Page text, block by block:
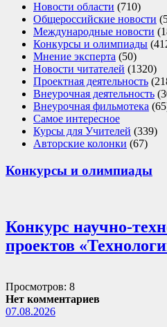
Новости области (710)
Общероссийские новости
Международные новости
Конкурсы и олимпиады
Мнение эксперта (50)
Новости читателей (1320)
Проектная деятельность
Внеурочная деятельность
Внеурочная фильмотека
Самое интересное
Курсы для Учителей (339)
Авторские колонки (67)
Конкурсы и олимпиады
Конкурс научно-
проектов
Просмотров: 8
Нет комментариев
07.08.2026